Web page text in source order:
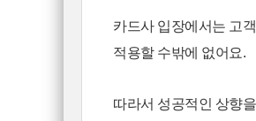
카드사 입장에서는 고
적용할 수밖에 없어요.
따라서 성공적인 상향